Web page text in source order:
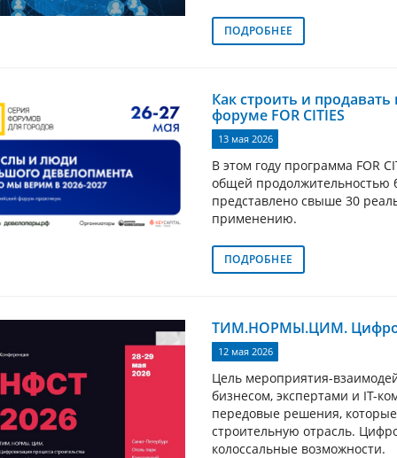
ПОДРОБНЕЕ
Как строить и
форуме FOR CITIES
13 мая 2026
В этом году программа FOR
общей продолжительностью
представлено свыше 30
применению.
ПОДРОБНЕЕ
ТИМ.НОРМЫ.ЦИМ.
12 мая 2026
Цель мероприятия-
бизнесом, экспертами и IT-
передовые решения,
строительную отрасль.
колоссальные возможности.